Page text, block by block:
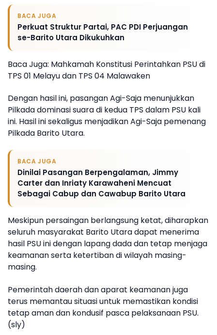
BACA JUGA
Perkuat Struktur Partai, PAC PDI Perjuangan
se-Barito Utara Dikukuhkan
Baca Juga: Mahkamah Konstitusi Perintahkan PSU di
TPS 01 Melayu dan TPS 04 Malawaken
Dengan hasil ini, pasangan Agi-Saja menunjukkan
Pilkada dominasi suara di kedua TPS dalam PSU kali
ini. Hasil ini sekaligus menjadikan Agi-Saja pemenang
Pilkada Barito Utara.
BACA JUGA
Dinilai Pasangan Berpengalaman, Jimmy
Carter dan Inriaty Karawaheni Mencuat
Sebagai Cabup dan Cawabup Barito Utara
Meskipun persaingan berlangsung ketat, diharapkan
seluruh masyarakat Barito Utara dapat menerima
hasil PSU ini dengan lapang dada dan tetap menjaga
keamanan serta ketertiban di wilayah masing-
masing.
Pemerintah daerah dan aparat keamanan juga
terus memantau situasi untuk memastikan kondisi
tetap aman dan kondusif pasca pelaksanaan PSU.
(sly)